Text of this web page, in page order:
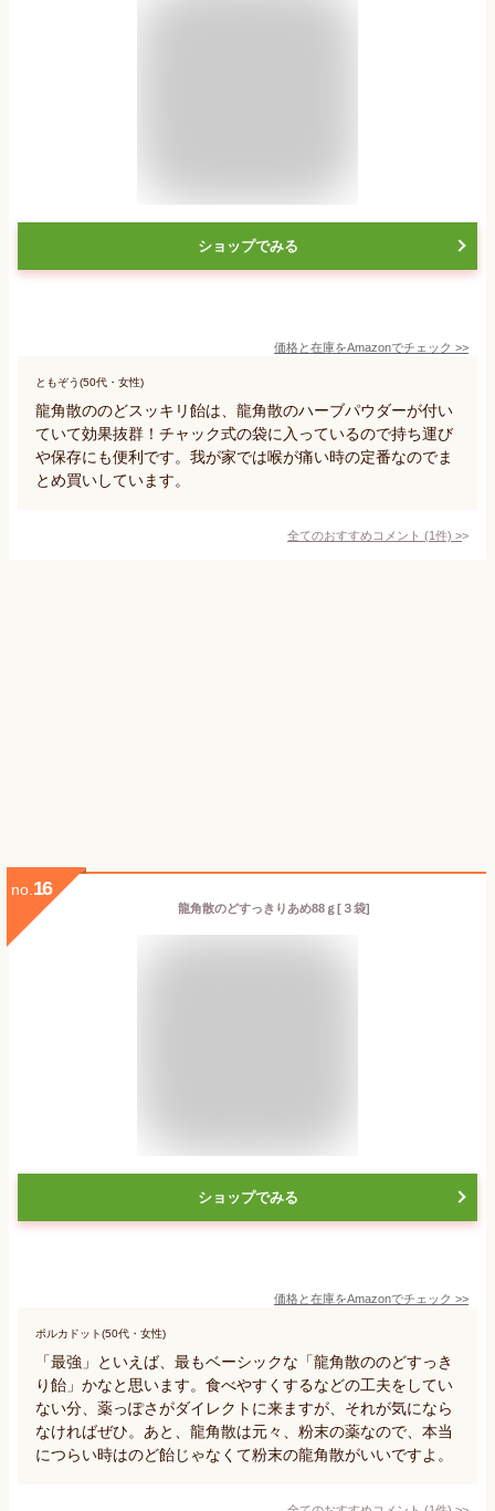
ショップでみる
価格と在庫をAmazonでチェック >>
ともぞう(50代・女性)
龍角散ののどスッキリ飴は、龍角散のハーブパウダーが付い
ていて効果抜群！チャック式の袋に入っているので持ち運び
や保存にも便利です。我が家では喉が痛い時の定番なのでま
とめ買いしています。
全てのおすすめコメント (1件) >
no. 16
龍角散のどすっきりあめ88ｇ[３袋]
ショップでみる
価格と在庫をAmazonでチェック >>
ポルカドット(50代・女性)
「最強」といえば、最もベーシックな「龍角散ののどすっき
り飴」かなと思います。食べやすくするなどの工夫をしてい
ない分、薬っぽさがダイレクトに来ますが、それが気になら
なければぜひ。あと、龍角散は元々、粉末の薬なので、本当
につらい時はのど飴じゃなくて粉末の龍角散がいいですよ。